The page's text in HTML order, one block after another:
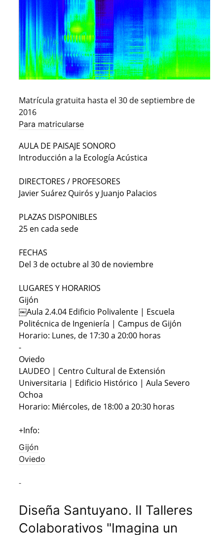
Matrícula gratuita hasta el 30 de septiembre de
2016
Para matricularse
AULA DE PAISAJE SONORO
Introducción a la Ecología Acústica
DIRECTORES / PROFESORES
Javier Suárez Quirós y Juanjo Palacios
PLAZAS DISPONIBLES
25 en cada sede
FECHAS
Del 3 de octubre al 30 de noviembre
LUGARES Y HORARIOS
Gijón
￼Aula 2.4.04 Edificio Polivalente | Escuela
Politécnica de Ingeniería | Campus de Gijón
Horario: Lunes, de 17:30 a 20:00 horas
-
Oviedo
LAUDEO | Centro Cultural de Extensión
Universitaria | Edificio Histórico | Aula Severo
Ochoa
Horario: Miércoles, de 18:00 a 20:30 horas
+Info:
Gijón
Oviedo
-
Diseña Santuyano. II Talleres
Colaborativos "Imagina un